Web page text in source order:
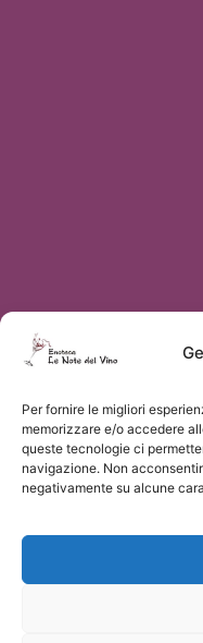
Per fornire le migliori
memorizzare e/o accedere
queste tecnologie ci
navigazione. Non
negativamente su alcune
© 2026 Le Note del Vino di
un
Carmen C
Pepe